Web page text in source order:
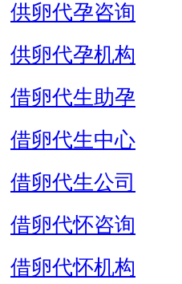
供卵代孕咨询
供卵代孕机构
借卵代生助孕
借卵代生中心
借卵代生公司
借卵代怀咨询
借卵代怀机构